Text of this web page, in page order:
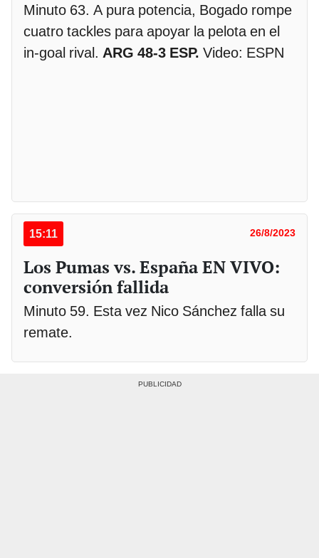
Minuto 63. A pura potencia, Bogado rompe
cuatro tackles para apoyar la pelota en el
in-goal rival. ARG 48-3 ESP. Video: ESPN
15:11 26/8/2023
Los Pumas vs. España EN VIVO:
conversión fallida
Minuto 59. Esta vez Nico Sánchez falla su
remate.